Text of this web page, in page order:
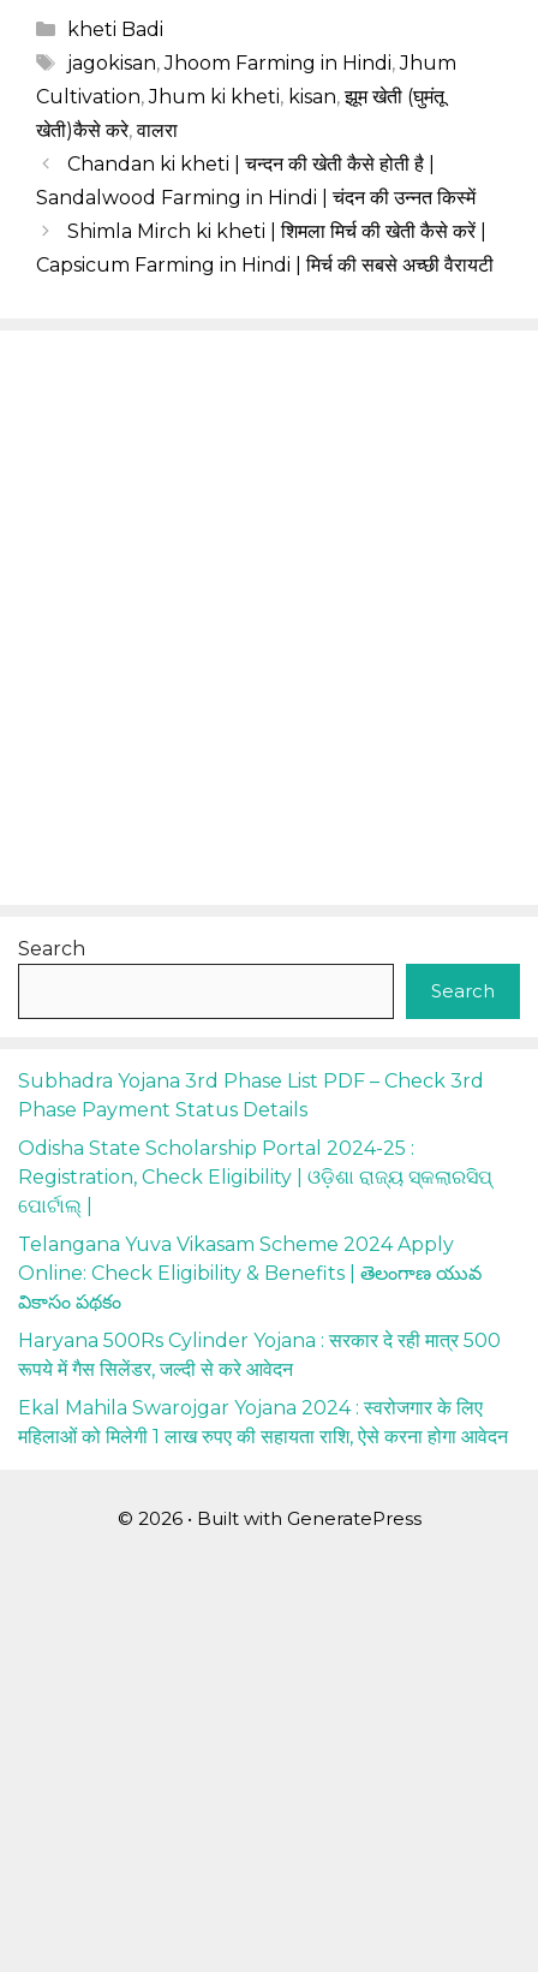
Categories
kheti Badi
Tags
jagokisan,Jhoom Farming in Hindi,Jhum
Cultivation,Jhum ki kheti, kisan,झूम खेती (घुमंतू
खेती)कैसे करे,वालरा
Chandan ki kheti | चन्दन की खेती कैसे होती है |
Sandalwood Farming in Hindi | चंदन की उन्नत किस्में
Shimla Mirch ki kheti | शिमला मिर्च की खेती कैसे करें |
Capsicum Farming in Hindi | मिर्च की सबसे अच्छी वैरायटी
Search
Search
Subhadra Yojana 3rd Phase List PDF – Check 3rd
Phase Payment Status Details
Odisha State Scholarship Portal 2024-25 :
Registration, Check Eligibility | ଓଡ଼ିଶା ରାଜ୍ୟ ସ୍କଲାରସିପ୍
ପୋର୍ଟାଲ୍ |
Telangana Yuva Vikasam Scheme 2024 Apply
Online: Check Eligibility & Benefits | తెలంగాణ యువ
వికాసం పథకం
Haryana 500Rs Cylinder Yojana : सरकार दे रही मात्र 500
रूपये में गैस सिलेंडर, जल्दी से करे आवेदन
Ekal Mahila Swarojgar Yojana 2024 : स्वरोजगार के लिए
महिलाओं को मिलेगी 1 लाख रुपए की सहायता राशि, ऐसे करना होगा आवेदन
© 2026 • Built with GeneratePress